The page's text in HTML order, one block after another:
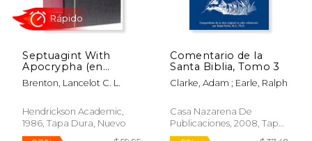
Septuagint With
Apocrypha (en
Inglés)
Brenton, Lancelot C. L.
Hendrickson Academic,
1986, Tapa Dura, Nuevo
Comentario de la
Santa Biblia, Tomo 3
Clarke, Adam ; Earle, Ralph
Casa Nazarena De
Publicaciones, 2008, Tapa
Dura, Nuevo